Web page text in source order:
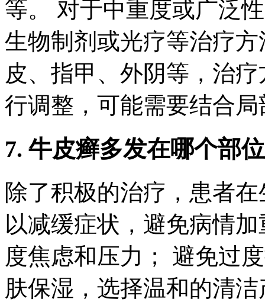
等。 对于中重度或广泛
生物制剂或光疗等治疗
皮、指甲、外阴等，治
行调整，可能需要结合
7. 牛皮癣多发在哪个部
除了积极的治疗，患者
以减缓症状，避免病情
度焦虑和压力； 避免过
肤保湿，选择温和的清